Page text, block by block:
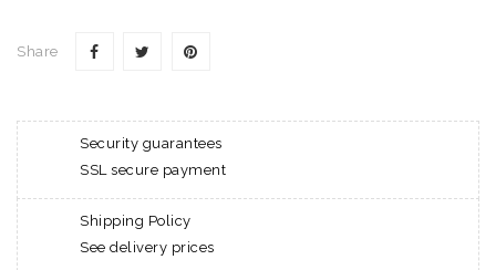
Share
Security guarantees
SSL secure payment
Shipping Policy
See delivery prices